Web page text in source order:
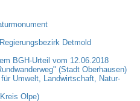
Detmold
BGH-Urteil vom 12.06.2018
(Stadt Oberhausen)
Umwelt, Landwirtschaft, Natur-
Olpe)